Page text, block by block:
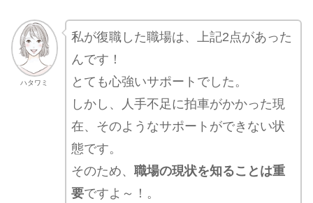
ハタワミ
私が復職した職場は、上記2点があった
んです！
とても心強いサポートでした。
しかし、人手不足に拍車がかかった現
在、そのようなサポートができない状
態です。
そのため、 職場の現状を知ることは重
要ですよ～！。